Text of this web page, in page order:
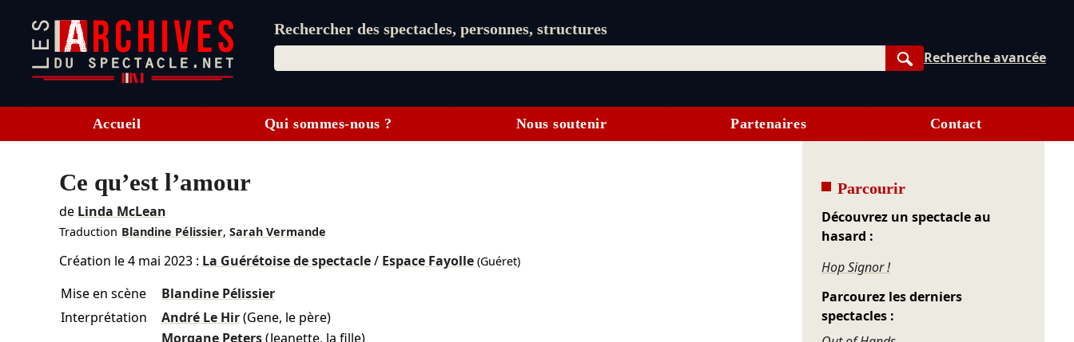
Rechercher des spectacles, personnes, structures
Rechercher
Recherche avancée
Accueil Qui sommes-nous ? Nous soutenir Partenaires Contact
Ce qu’est l’amour
de Linda McLean
Traduction Blandine Pélissier, Sarah Vermande
Création le4 mai 2023: La Guérétoise de spectacle/ Espace Fayolle(Guéret)
Mise en scène
Blandine Pélissier
Interprétation
André Le Hir (Gene, le père)
Morgane Peters (Jeanette, la fille)
Parcourir
Découvrez un spectacle au
hasard :
Hop Signor !
Parcourez les derniers
spectacles :